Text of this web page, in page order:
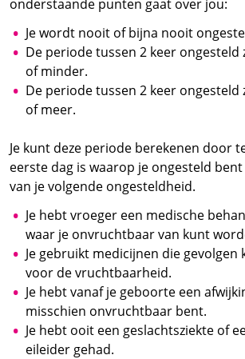
onderstaande punten gaat over jou:
Je wordt nooit of bijna nooit
De periode tussen 2 keer ongesteld
of minder.
De periode tussen 2 keer ongesteld
of meer.
Je kunt deze periode berekenen door
eerste dag is waarop je ongesteld
van je volgende ongesteldheid.
Je hebt vroeger een medische
waar je onvruchtbaar van kunt
Je gebruikt medicijnen die gevolgen
voor de vruchtbaarheid.
Je hebt vanaf je geboorte een
misschien onvruchtbaar bent.
Je hebt ooit een geslachtsziekte of
eileider gehad.